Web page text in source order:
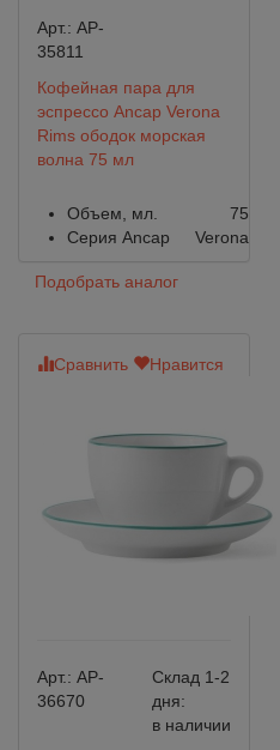
Арт.: AP-
35811
Кофейная пара для
эспрессо Ancap Verona
Rims ободок морская
волна 75 мл
Объем, мл.
75
Серия Ancap
Verona
Подобрать аналог
Сравнить Нравится
Арт.: AP-
36670
Склад 1-2
дня:
в наличии